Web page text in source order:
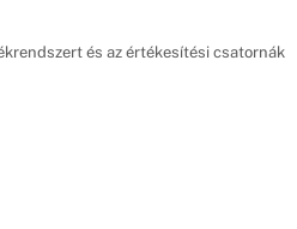
és az értékesítési csatornák